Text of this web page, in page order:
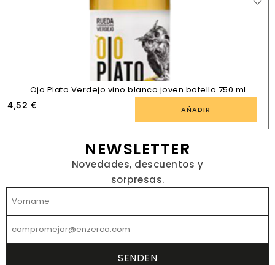
Ojo Plato Verdejo vino blanco joven botella 750 ml
4,52 € AÑADIR
NEWSLETTER
Novedades, descuentos y
sorpresas.